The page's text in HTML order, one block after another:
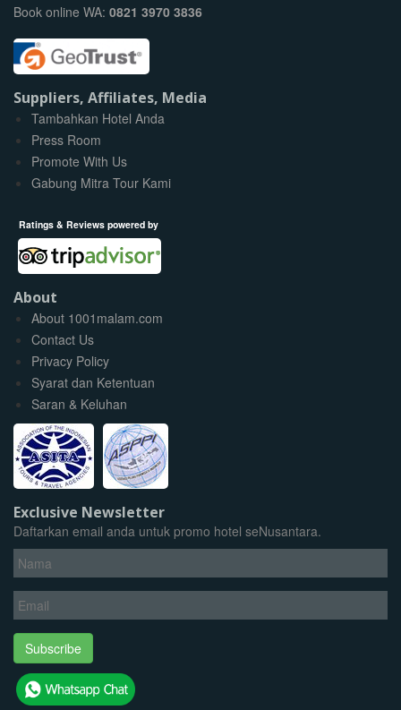
Book online WA: 0821 3970 3836
Suppliers, Affiliates, Media
Tambahkan Hotel Anda
Press Room
Promote With Us
Gabung Mitra Tour Kami
Ratings & Reviews powered by
About
About 1001malam.com
Contact Us
Privacy Policy
Syarat dan Ketentuan
Saran & Keluhan
Exclusive Newsletter
Daftarkan email anda untuk promo hotel seNusantara.